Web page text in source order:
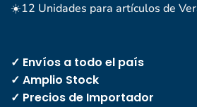
☀️12 Unidades para artículos de
✓ Envíos a todo el país
✓ Amplio Stock
✓ Precios de Importador